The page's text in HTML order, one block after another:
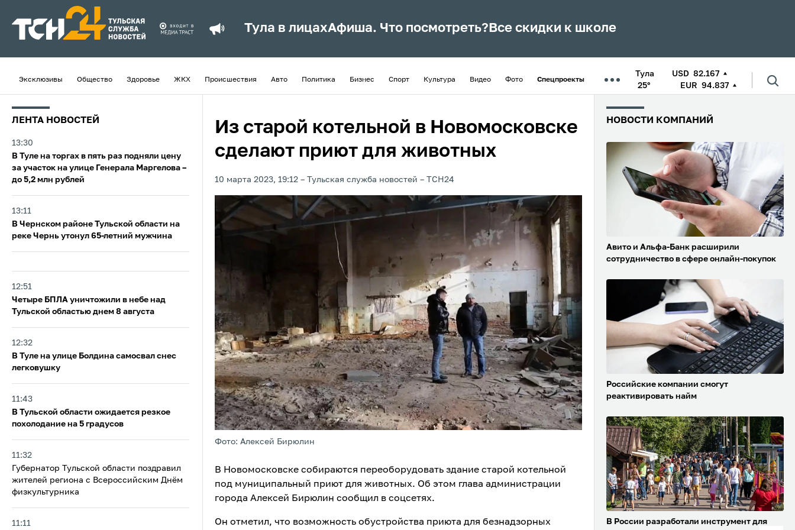
Тула в лицахАфиша. Что посмотреть? Все скидки к школе
Эксклюзивы Общество Здоровье ЖКХ Происшествия Авто Политика Бизнес Спорт Культура Видео Фото Спецпроекты
Тула
25°
USD 82.167
EUR 94.837
ЛЕНТА НОВОСТЕЙ
13:30
В Туле на торгах в пять раз подняли цену
за участок на улице Генерала Маргелова –
до 5,2 млн рублей
13:11
В Чернском районе Тульской области на
реке Чернь утонул 65-летний мужчина
12:51
Четыре БПЛА уничтожили в небе над
Тульской областью днем 8 августа
12:32
В Туле на улице Болдина самосвал снес
легковушку
11:43
В Тульской области ожидается резкое
похолодание на 5 градусов
11:32
Губернатор Тульской области поздравил
жителей региона с Всероссийским Днём
физкультурника
11:11
Из старой котельной в Новомосковске
сделают приют для животных
10 марта 2023, 19:12 Тульская служба новостей ТСН24
Фото: Алексей Бирюлин
В Новомосковске собираются переоборудовать здание старой котельной
под муниципальный приют для животных. Об этом глава администрации
города Алексей Бирюлин сообщил в соцсетях.
Он отметил, что возможность обустройства приюта для безнадзорных
НОВОСТИ КОМПАНИЙ
Авито и Альфа-Банк расширили
сотрудничество в сфере онлайн-покупок
Российские компании смогут
реактивировать найм
В России разработали инструмент для